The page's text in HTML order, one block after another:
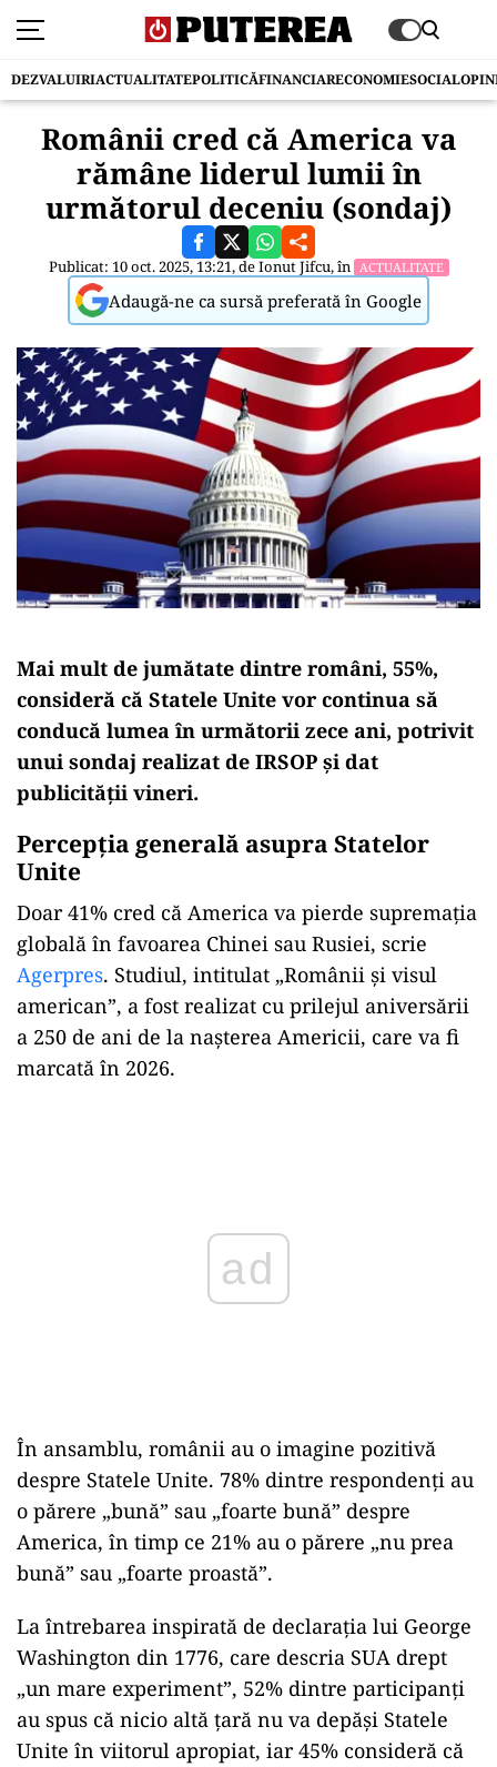
DEZVALUIRIACTUALITATEPOLITICĂFINANCIARECONOMIESOCIAL
Românii cred că America va
rămâne liderul lumii în
următorul deceniu (sondaj)
Publicat: 10 oct. 2025, 13:21, deIonut Jifcu, în ACTUALITATE
Adaugă-ne ca sursă preferată în Google
Mai mult de jumătate dintre români, 55%,
consideră că Statele Unite vor continua să
conducă lumea în următorii zece ani, potrivit
unui sondaj realizat de IRSOP și dat
publicității vineri.
Percepția generală asupra Statelor
Unite
Doar 41% cred că America va pierde supremația
globală în favoarea Chinei sau Rusiei, scrie
Agerpres. Studiul, intitulat „Românii și visul
american”, a fost realizat cu prilejul aniversării
a 250 de ani de la nașterea Americii, care va fi
marcată în 2026.
În ansamblu, românii au o imagine pozitivă
despre Statele Unite. 78% dintre respondenți au
o părere „bună” sau „foarte bună” despre
America, în timp ce 21% au o părere „nu prea
bună” sau „foarte proastă”.
La întrebarea inspirată de declarația lui George
Washington din 1776, care descria SUA drept
„un mare experiment”, 52% dintre participanți
au spus că nicio altă țară nu va depăși Statele
Unite în viitorul apropiat, iar 45% consideră că